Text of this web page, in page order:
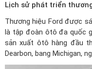
Lịch sử phát triển
Thương hiệu Ford được
là tập đoàn ôtô đa quốc
sản xuất ôtô hàng đầu
Dearbon, bang Michigan,